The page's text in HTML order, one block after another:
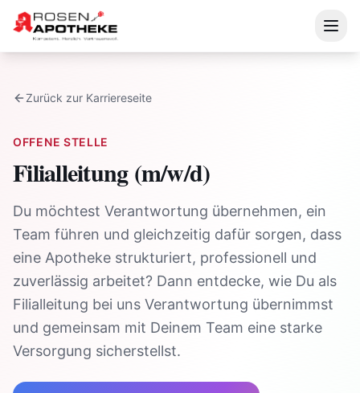
Zurück zur Karriereseite
OFFENE STELLE
Filialleitung (m/w/d)
Du möchtest Verantwortung übernehmen, ein
Team führen und gleichzeitig dafür sorgen, dass
eine Apotheke strukturiert, professionell und
zuverlässig arbeitet? Dann entdecke, wie Du als
Filialleitung bei uns Verantwortung übernimmst
und gemeinsam mit Deinem Team eine starke
Versorgung sicherstellst.